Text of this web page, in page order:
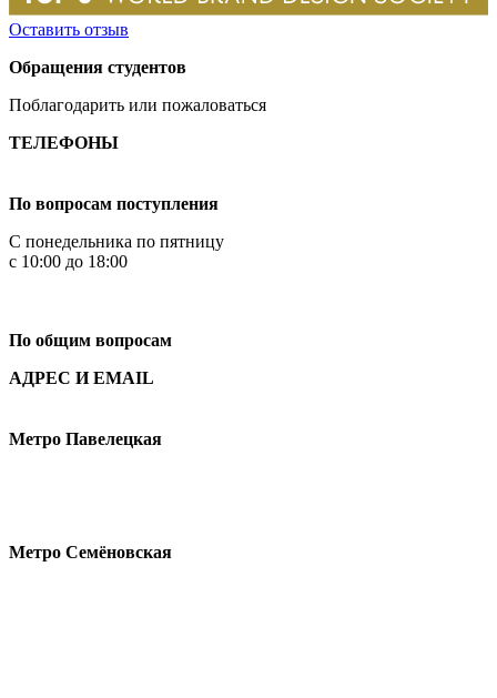
Оставить отзыв
Обращения студентов
Поблагодарить или пожаловаться
ТЕЛЕФОНЫ
По вопросам поступления
С понедельника по пятницу
с 10:00 до 18:00
По общим вопросам
АДРЕС И EMAIL
Метро Павелецкая
Метро Семёновская